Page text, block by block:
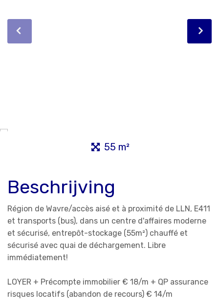
55 m²
Beschrijving
Région de Wavre/accès aisé et à proximité de LLN, E411
et transports (bus), dans un centre d'affaires moderne
et sécurisé, entrepôt-stockage (55m²) chauffé et
sécurisé avec quai de déchargement. Libre
immédiatement!
LOYER + Précompte immobilier € 18/m + QP assurance
risques locatifs (abandon de recours) € 14/m